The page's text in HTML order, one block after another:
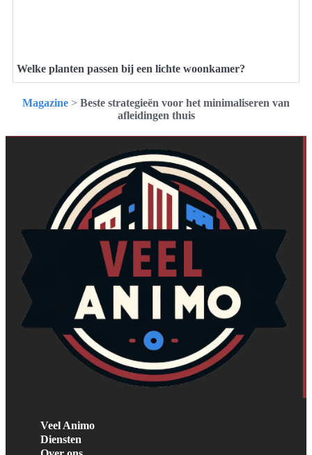
Welke planten passen bij een lichte woonkamer?
Magazine > Beste strategieën voor het minimaliseren van
afleidingen thuis
Veel Animo
Diensten